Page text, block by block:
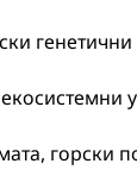
генетични
горски